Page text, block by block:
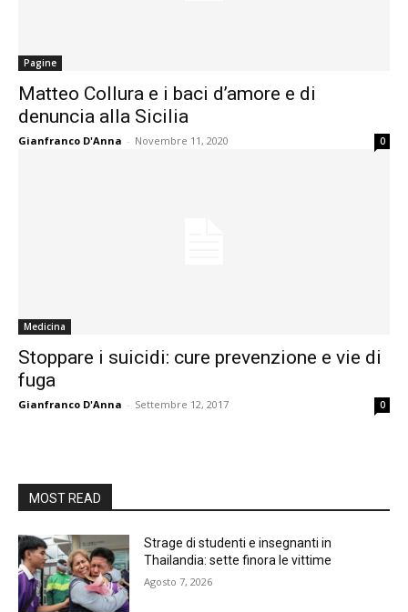
Pagine
Matteo Collura e i baci d’amore e di
denuncia alla Sicilia
Gianfranco D'Anna - Novembre 11, 2020 0
Medicina
Stoppare i suicidi: cure prevenzione e vie di
fuga
Gianfranco D'Anna - Settembre 12, 2017 0
MOST READ
Strage di studenti e insegnanti in
Thailandia: sette finora le vittime
Agosto 7, 2026